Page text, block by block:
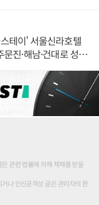
테이' 서울신라호텔
진·해남·건대로 성
관련 법률에 의해 제재를 받을
나 인신공격성 글은 관리자의 판